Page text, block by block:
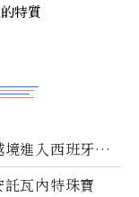
進入西班牙休
瓦內特珠寶
特質